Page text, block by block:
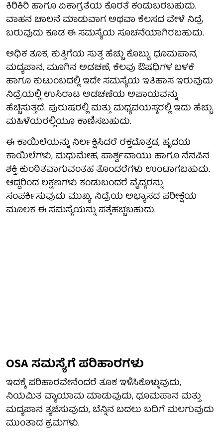
ಕಿರಿಕಿರಿ ಹಾಗೂ ಏಕಾಗ್ರತೆಯ ಕೊರತೆ ಕಂಡುಬರಬಹುದು.
ವಾಹನ ಚಾಲನೆ ಮಾಡುವಾಗ ಅಥವಾ ಕೆಲಸದ ವೇಳೆ ನಿದ್ರೆ
ಬರುವುದು ಕೂಡ ಈ ಸಮಸ್ಯೆಯ ಸೂಚನೆಯಾಗಿರಬಹುದು.
ಅಧಿಕ ತೂಕ, ಕುತ್ತಿಗೆಯ ಸುತ್ತ ಹೆಚ್ಚು ಕೊಬ್ಬು, ಧೂಮಪಾನ,
ಮದ್ಯಪಾನ, ಮೂಗಿನ ಅಡಚಣೆ, ಕೆಲವು ಔಷಧಿಗಳ ಬಳಕೆ
ಹಾಗೂ ಕುಟುಂಬದಲ್ಲಿ ಇದೇ ಸಮಸ್ಯೆಯ ಇತಿಹಾಸ ಇರುವುದು
ನಿದ್ರೆಯಲ್ಲಿ ಉಸಿರಾಟ ಅಡಚಣೆಯ ಅಪಾಯವನ್ನು
ಹೆಚ್ಚಿಸುತ್ತದೆ. ಪುರುಷರಲ್ಲಿ ಮತ್ತು ಮಧ್ಯವಯಸ್ಕರಲ್ಲಿ ಇದು ಹೆಚ್ಚು.
ಮಹಿಳೆಯರಲ್ಲಿಯೂ ಕಾಣಿಸಬಹುದು.
ಈ ಕಾಯಿಲೆಯನ್ನು ನಿರ್ಲಕ್ಷಿಸಿದರೆ ರಕ್ತದೊತ್ತಡ, ಹೃದಯ
ಕಾಯಿಲೆಗಳು, ಮಧುಮೇಹ, ಪಾರ್ಶ್ವವಾಯು ಹಾಗೂ ನೆನಪಿನ
ಶಕ್ತಿ ಕುಂಠಿತವಾಗುವಂತಹ ತೊಂದರೆಗಳು ಉಂಟಾಗಬಹುದು.
ಆದ್ದರಿಂದ ಲಕ್ಷಣಗಳು ಕಂಡುಬಂದರೆ ವೈದ್ಯರನ್ನು
ಸಂಪರ್ಕಿಸುವುದು ಮುಖ್ಯ. ನಿದ್ರೆಯ ಅಭ್ಯಾಸದ ಪರೀಕ್ಷೆಯ
ಮೂಲಕ ಈ ಸಮಸ್ಯೆಯನ್ನು ಪತ್ತೆಹಚ್ಚಬಹುದು.
OSA ಸಮಸ್ಯೆಗೆ ಪರಿಹಾರಗಳು
ಇದಕ್ಕೆ ಪರಿಹಾರವೇನೆಂದರೆ ತೂಕ ಇಳಿಸಿಕೊಳ್ಳುವುದು,
ನಿಯಮಿತ ವ್ಯಾಯಾಮ ಮಾಡುವುದು, ಧೂಮಪಾನ ಮತ್ತು
ಮದ್ಯಪಾನ ತ್ಯಜಿಸುವುದು, ಬೆನ್ನಿನ ಬದಲು ಬದಿಗೆ ಮಲಗುವುದು
ಮುಂತಾದ ಕ್ರಮಗಳು.